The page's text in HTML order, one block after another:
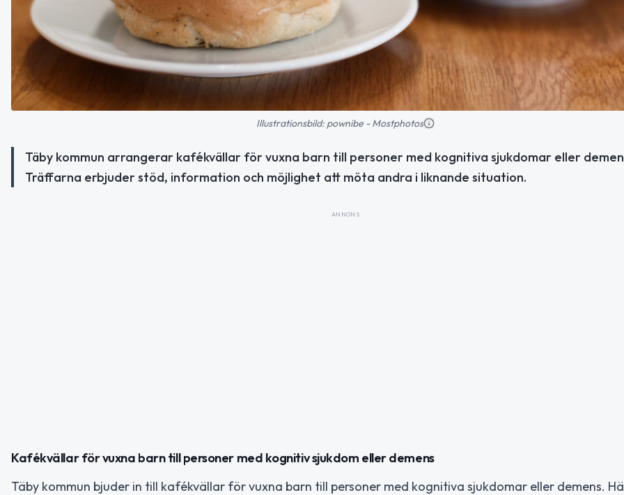
Illustrationsbild: pownibe - Mostphotos
Täby kommun arrangerar kafékvällar för vuxna barn till personer med kognitiva sjukdomar eller
Träffarna erbjuder stöd, information och möjlighet att möta andra i liknande situation.
ANNONS
Kafékvällar för vuxna barn till personer med kognitiv sjukdom eller demens
Täby kommun bjuder in till kafékvällar för vuxna barn till personer med kognitiva sjukdomar eller demens.